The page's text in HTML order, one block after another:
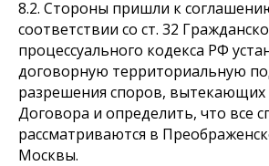
8.2. Стороны пришли к
соответствии со ст. 32
процессуального кодекса РФ
договорную территориальную
разрешения споров, вытекающих
Договора и определить, что все
рассматриваются в
Москвы.